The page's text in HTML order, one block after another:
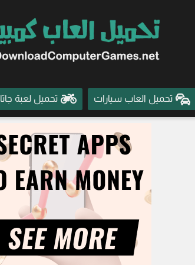
تحميل العاب سيارات تحميل لعبة جاتا